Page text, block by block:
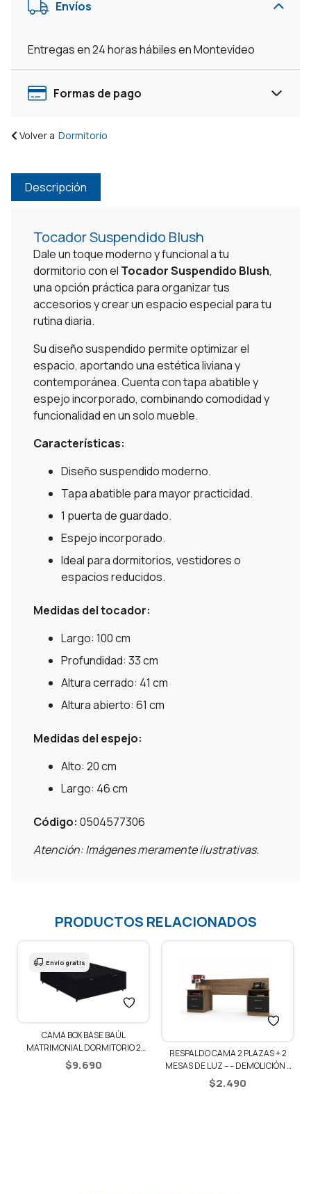
Organizador
Negro
cantidad
Envíos
Entregas en 24 horas hábiles en Montevideo
Formas de pago
Volver a Dormitorio
Descripción
Tocador Suspendido Blush
Dale un toque moderno y funcional a tu
dormitorio con el Tocador Suspendido Blush,
una opción práctica para organizar tus
accesorios y crear un espacio especial para tu
rutina diaria.
Su diseño suspendido permite optimizar el
espacio, aportando una estética liviana y
contemporánea. Cuenta con tapa abatible y
espejo incorporado, combinando comodidad y
funcionalidad en un solo mueble.
Características:
Diseño suspendido moderno.
Tapa abatible para mayor practicidad.
1 puerta de guardado.
Espejo incorporado.
Ideal para dormitorios, vestidores o
espacios reducidos.
Medidas del tocador:
Largo: 100 cm
Profundidad: 33 cm
Altura cerrado: 41 cm
Altura abierto: 61 cm
Medidas del espejo:
Alto: 20 cm
Largo: 46 cm
Código: 0504577306
Atención: Imágenes meramente ilustrativas.
PRODUCTOS RELACIONADOS
CAMA BOX BASE BAÚL
MATRIMONIAL DORMITORIO 2
PLAZAS
$9.690
Envío gratis
RESPALDO CAMA 2 PLAZAS + 2
MESAS DE LUZ – – DEMOLICIÓN /
NEGRO
$2.490